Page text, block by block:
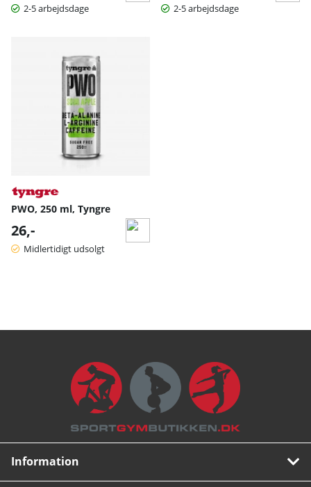
2-5 arbejdsdage
2-5 arbejdsdage
PWO, 250 ml, Tyngre
26,-
Midlertidigt udsolgt
Information